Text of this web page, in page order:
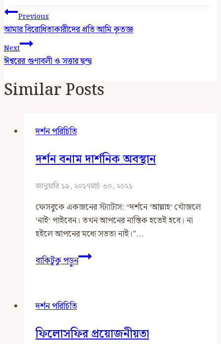
Post
Navigation
Previous
আমার বিরোধিতাকারীদের প্রতি আমি কৃতজ্ঞ
Next
ঈশ্বরের গুণাবলী ও সত্তার দ্বন্দ্ব
Similar Posts
দর্শন পরিচিতি
দর্শন বনাম দার্শনিক অবস্থান
জানুয়ারি ১৯, ২০১৭মার্চ ৩০, ২০২১
ফেসবুকে একজনের স্ট্যাটাস: “দর্শনে ‘আল্লাহ‘ খোঁজলে
‘নাই‘ পাইবেন। তখন আপনের নাস্তিক হতেই হবে। না
হইলে আপনের মধ্যে সততা নাই।”…
বাকিটুকু পড়ুনদর্শন
বনাম
দর্শন পরিচিতি
ফিলোসফির প্রয়োজনীয়তা